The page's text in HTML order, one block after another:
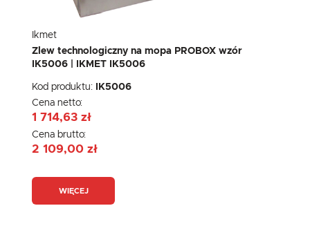
Ikmet
Zlew technologiczny na mopa PROBOX wzór
IK5006 | IKMET IK5006
Kod produktu:
IK5006
Cena netto:
1 714,63 zł
Cena brutto:
2 109,00 zł
WIĘCEJ